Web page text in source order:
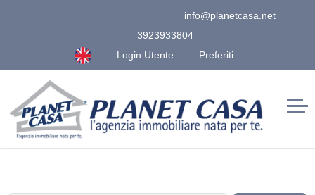
info@planetcasa.net
3923933804
Login Utente
Preferiti